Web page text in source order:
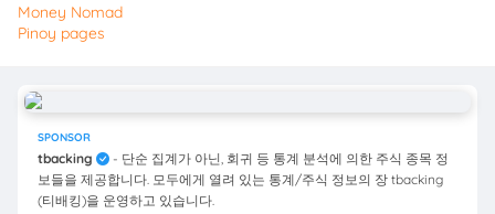
Money Nomad
Pinoy pages
SPONSOR
tbacking
- 단순 집계가 아닌, 회귀 등 통계 분석에 의한 주식 종목 정
보들을 제공합니다. 모두에게 열려 있는 통계/주식 정보의 장 tbacking
(티배킹)을 운영하고 있습니다.